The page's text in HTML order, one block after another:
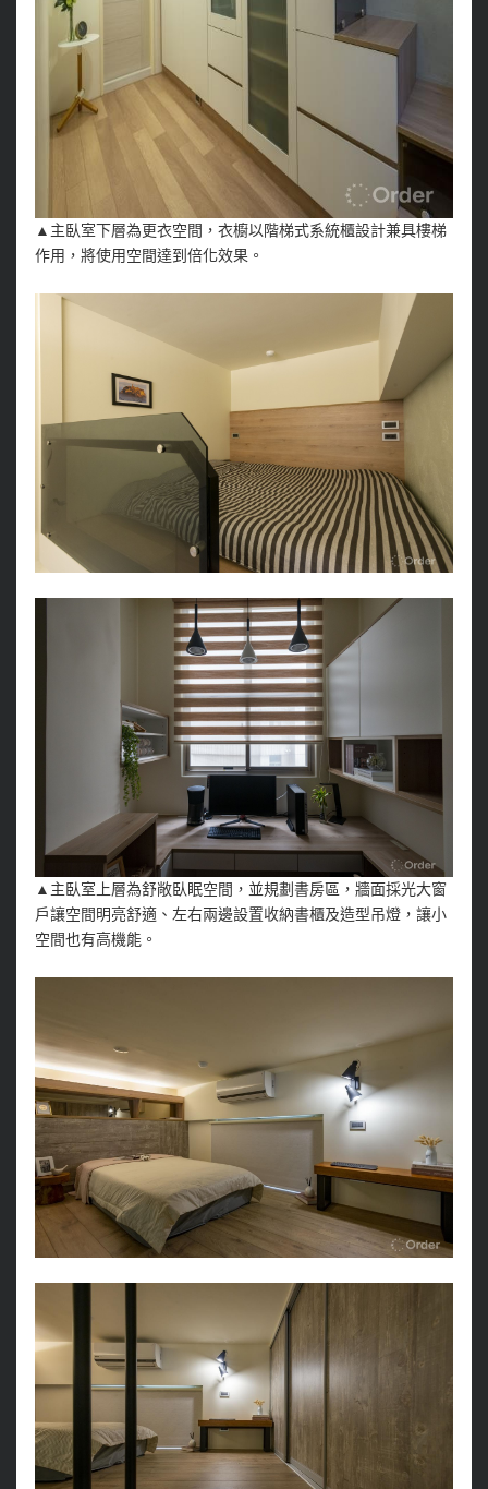
▲主臥室下層為更衣空間，衣櫥以階梯式系統櫃設計兼具樓梯
作用，將使用空間達到倍化效果。
▲主臥室上層為舒敞臥眠空間，並規劃書房區，牆面採光大窗
戶讓空間明亮舒適、左右兩邊設置收納書櫃及造型吊燈，讓小
空間也有高機能。